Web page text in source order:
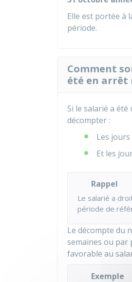
Elle est portée à
période.
Comment
été en arrêt
Si le salarié a
décompter :
Les jours
Et les
Rappel
Le salarié a
période de
Le décompte du
semaines ou par
favorable au
Exemple